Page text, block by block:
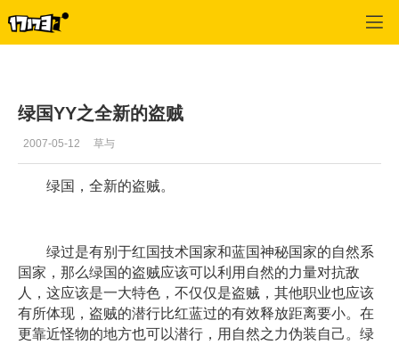
绿国YY之全新的盗贼
2007-05-12 草与
绿国，全新的盗贼。
绿过是有别于红国技术国家和蓝国神秘国家的自然系
国家，那么绿国的盗贼应该可以利用自然的力量对抗敌
人，这应该是一大特色，不仅仅是盗贼，其他职业也应该
有所体现，盗贼的潜行比红蓝过的有效释放距离要小。在
更靠近怪物的地方也可以潜行，用自然之力伪装自己。绿